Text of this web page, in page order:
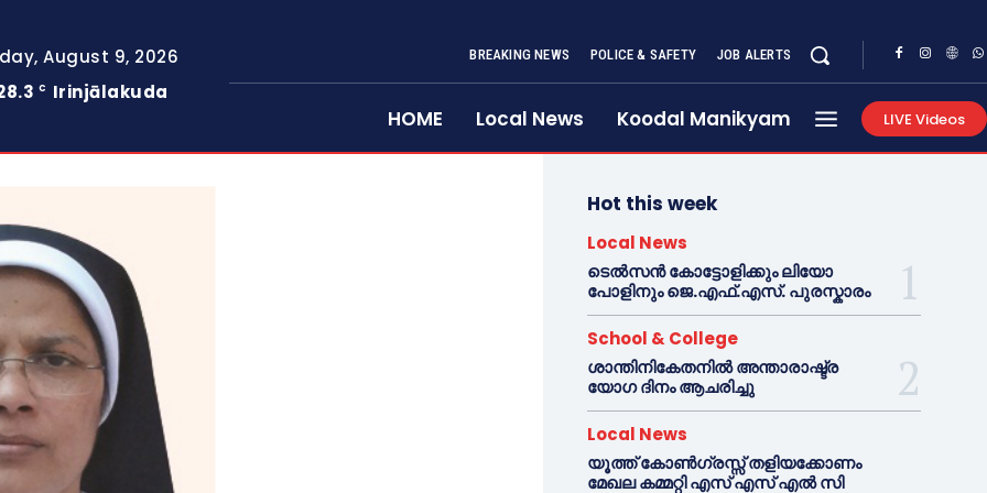
August 9, 2026
C Irinjālakuda
BREAKING NEWS POLICE & SAFETY JOB ALERTS
HOME Local News Koodal Manikyam LIVE Videos
Hot this week
Local News
ടെൽസൻ കോട്ടോളിക്കും ലിയോ
പോളിനും ജെ.എഫ്.എസ്. പുരസ്കാരം
School & College
ശാന്തിനികേതനിൽ അന്താരാഷ്ട്ര
യോഗ ദിനം ആചരിച്ചു
Local News
യൂത്ത് കോൺഗ്രസ്സ് തളിയക്കോണം
മേഖല കമ്മറ്റി എസ് എസ് എൽ സി